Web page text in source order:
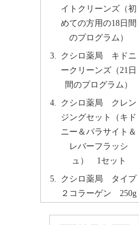
イトクリーンズ（初
めての方用の18日間
のプログラム）
クシロ薬局 キドニ
ークリーンズ（21日
間のプログラム）
クシロ薬局 クレン
ジングセット（キド
ニー＆パラサイト＆
レバーフラッシ
ュ） 1セット
クシロ薬局 タイプ
２コラーゲン 250g